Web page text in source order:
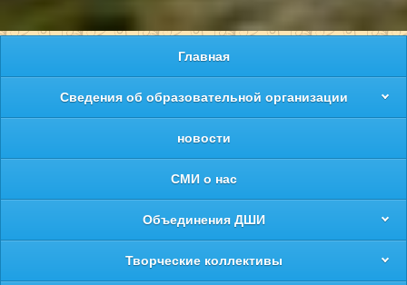
Главная
Сведения об образовательной организации
новости
СМИ о нас
Объединения ДШИ
Творческие коллективы